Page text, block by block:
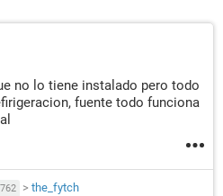
no lo tiene instalado pero todo
fuente todo funciona
762 > the_fytch